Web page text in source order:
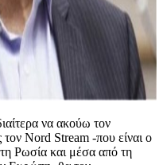
να ακούω τον
τον Nord Stream -που είναι ο
Ρωσία και μέσα από τη